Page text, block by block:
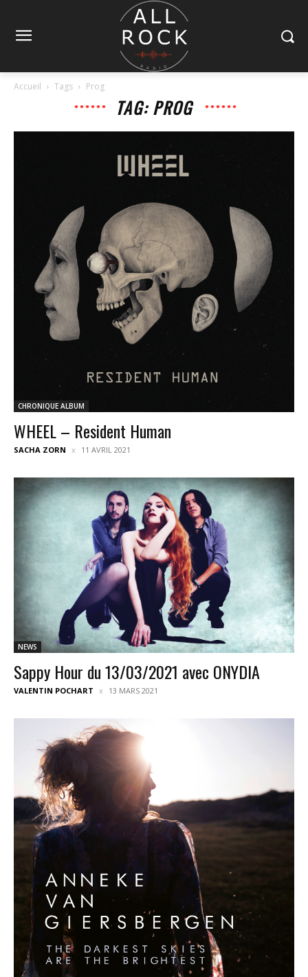
Accueil Tags Prog
TAG: PROG
CHRONIQUE ALBUM
WHEEL – Resident Human
SACHA ZORN 11 AVRIL 2021
NEWS
Sappy Hour du 13/03/2021 avec ONYDIA
VALENTIN POCHART 13 MARS 2021